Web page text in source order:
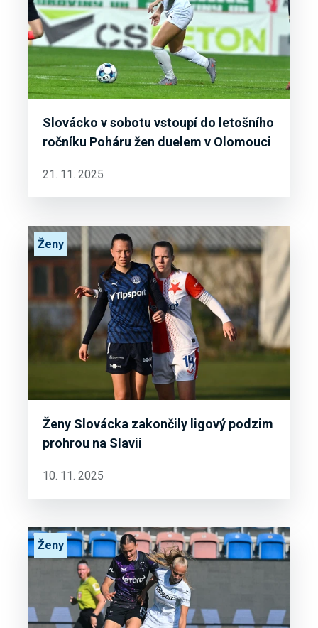
Slovácko v sobotu vstoupí do letošního
ročníku Poháru žen duelem v Olomouci
21. 11. 2025
Ženy Slovácka zakončily ligový podzim
prohrou na Slavii
Ženy
10. 11. 2025
Ženy